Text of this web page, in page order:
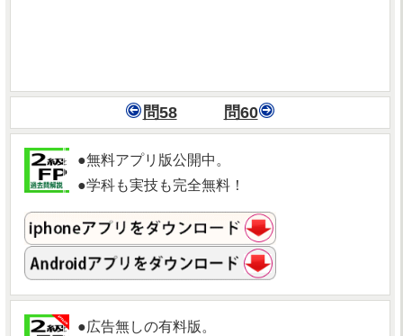
問58 問60
●無料アプリ版公開中。
●学科も実技も完全無料！
●広告無しの有料版。